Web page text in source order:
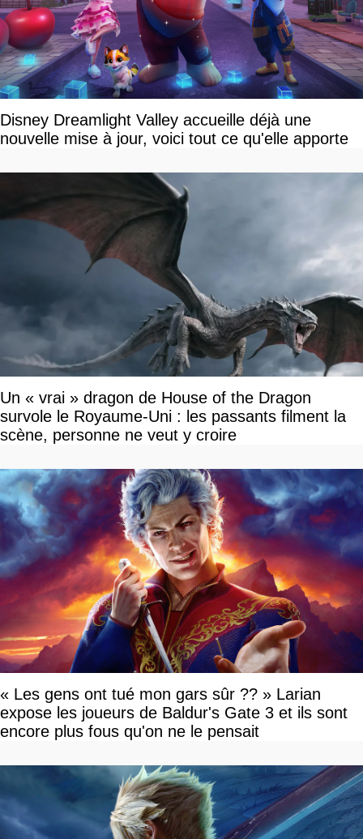
Disney Dreamlight Valley accueille déjà une
nouvelle mise à jour, voici tout ce qu'elle apporte
Un « vrai » dragon de House of the Dragon
survole le Royaume-Uni : les passants filment la
scène, personne ne veut y croire
« Les gens ont tué mon gars sûr ?? » Larian
expose les joueurs de Baldur's Gate 3 et ils sont
encore plus fous qu'on ne le pensait